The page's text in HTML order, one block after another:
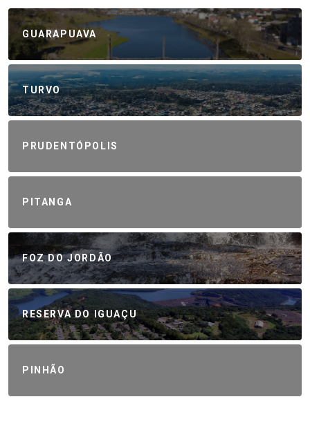
GUARAPUAVA
TURVO
PRUDENTÓPOLIS
PITANGA
FOZ DO JORDÃO
RESERVA DO IGUAÇU
PINHÃO